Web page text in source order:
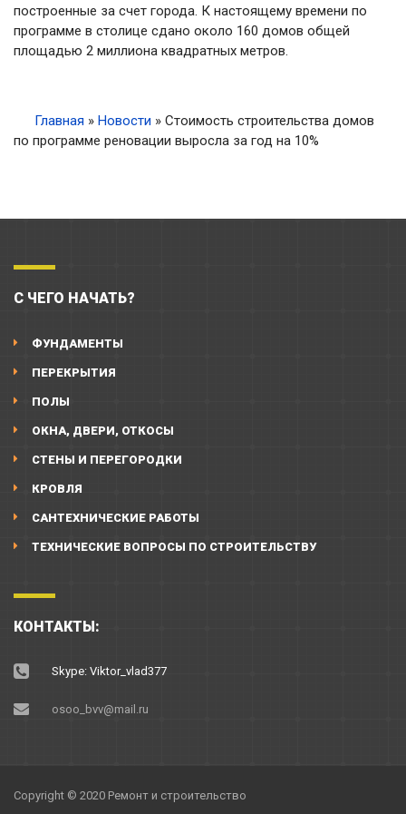
построенные за счет города. К настоящему времени по
программе в столице сдано около 160 домов общей
площадью 2 миллиона квадратных метров.
Главная » Новости » Стоимость строительства домов
по программе реновации выросла за год на 10%
С ЧЕГО НАЧАТЬ?
ФУНДАМЕНТЫ
ПЕРЕКРЫТИЯ
ПОЛЫ
ОКНА, ДВЕРИ, ОТКОСЫ
СТЕНЫ И ПЕРЕГОРОДКИ
КРОВЛЯ
САНТЕХНИЧЕСКИЕ РАБОТЫ
ТЕХНИЧЕСКИЕ ВОПРОСЫ ПО СТРОИТЕЛЬСТВУ
КОНТАКТЫ:
Skype: Viktor_vlad377
osoo_bvv@mail.ru
Copyright © 2020 Ремонт и строительство